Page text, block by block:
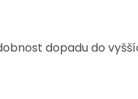
dopadu do